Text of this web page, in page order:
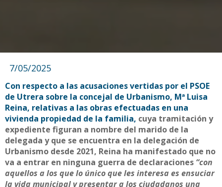
7/05/2025
Con respecto a las acusaciones vertidas por el PSOE
de Utrera sobre la concejal de Urbanismo, Mª Luisa
Reina, relativas a las obras efectuadas en una
vivienda propiedad de la familia, cuya tramitación y
expediente figuran a nombre del marido de la
delegada y que se encuentra en la delegación de
Urbanismo desde 2021, Reina ha manifestado que no
va a entrar en ninguna guerra de declaraciones “con
aquellos a los que lo único que les interesa es ensuciar
la vida municipal y presentar a los ciudadanos una